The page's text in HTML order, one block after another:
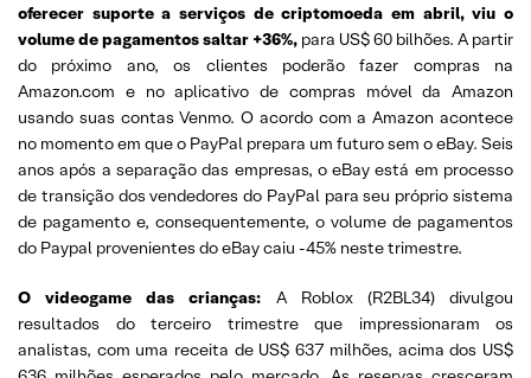
oferecer suporte a serviços de criptomoeda em abril, viu o
volume de pagamentos saltar +36%, para US$ 60 bilhões. A partir
do próximo ano, os clientes poderão fazer compras na
Amazon.com e no aplicativo de compras móvel da Amazon
usando suas contas Venmo. O acordo com a Amazon acontece
no momento em que o PayPal prepara um futuro sem o eBay. Seis
anos após a separação das empresas, o eBay está em processo
de transição dos vendedores do PayPal para seu próprio sistema
de pagamento e, consequentemente, o volume de pagamentos
do Paypal provenientes do eBay caiu -45% neste trimestre.
O videogame das crianças: A Roblox (R2BL34) divulgou
resultados do terceiro trimestre que impressionaram os
analistas, com uma receita de US$ 637 milhões, acima dos US$